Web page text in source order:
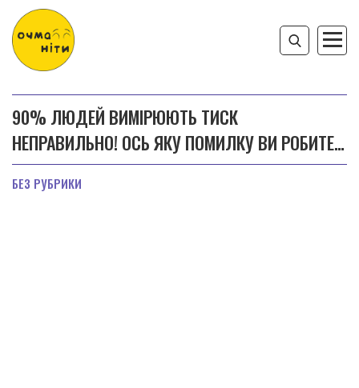
90% ЛЮДЕЙ ВИМІРЮЮТЬ ТИСК
НЕПРАВИЛЬНО! ОСЬ ЯКУ ПОМИЛКУ ВИ РОБИТЕ…
БЕЗ РУБРИКИ